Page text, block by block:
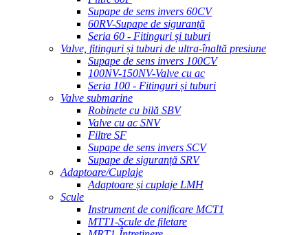
Supape de sens invers 60CV
60RV-Supape de siguranță
Seria 60 - Fitinguri și tuburi
Valve, fitinguri și tuburi de ultra-înaltă presiune
Supape de sens invers 100CV
100NV-150NV-Valve cu ac
Seria 100 - Fitinguri și tuburi
Valve submarine
Robinete cu bilă SBV
Valve cu ac SNV
Filtre SF
Supape de sens invers SCV
Supape de siguranță SRV
Adaptoare/Cuplaje
Adaptoare și cuplaje LMH
Scule
Instrument de conificare MCT1
MTT1-Scule de filetare